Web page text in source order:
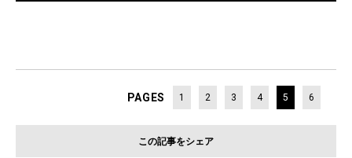
PAGES 1 2 3 4 5 6
この記事をシェア